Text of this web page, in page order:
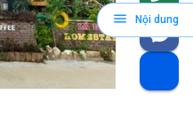
Nội dung